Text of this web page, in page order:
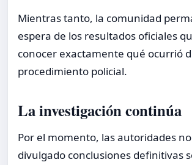
Mientras tanto, la comunidad
espera de los resultados oficiales
conocer exactamente qué ocurrió
procedimiento policial.
La investigación continúa
Por el momento, las autoridades
divulgado conclusiones definitivas